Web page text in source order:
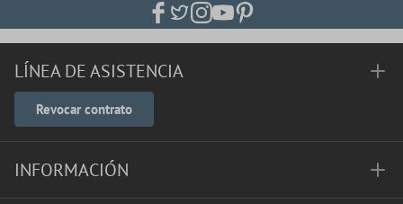
LÍNEA DE ASISTENCIA
Revocar contrato
INFORMACIÓN